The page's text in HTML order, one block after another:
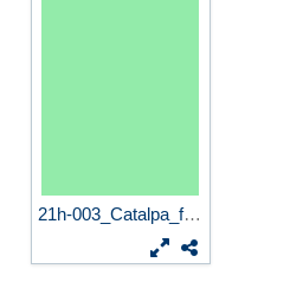
21h-003_Catalpa_fargesii_f_...